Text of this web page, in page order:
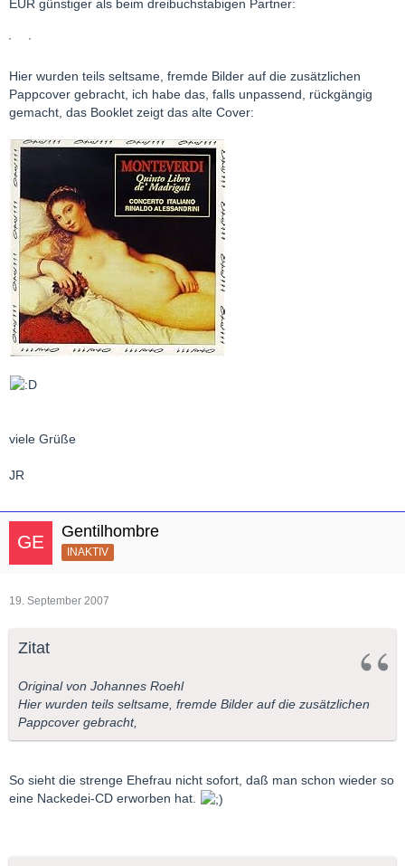
EUR günstiger als beim dreibuchstabigen Partner:
Hier wurden teils seltsame, fremde Bilder auf die zusätzlichen
Pappcover gebracht, ich habe das, falls unpassend, rückgängig
gemacht, das Booklet zeigt das alte Cover:
viele Grüße
JR
Gentilhombre
INAKTIV
19. September 2007
Zitat
Original von Johannes Roehl
Hier wurden teils seltsame, fremde Bilder auf die zusätzlichen
Pappcover gebracht,
So sieht die strenge Ehefrau nicht sofort, daß man schon wieder so
eine Nackedei-CD erworben hat.